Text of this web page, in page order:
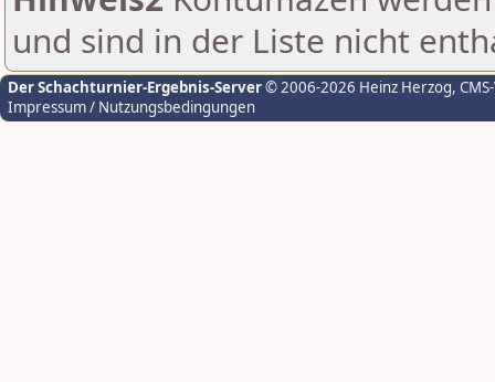
und sind in der Liste nicht
Der Schachturnier-Ergebnis-Server© 2006-2026 Heinz Herzog,
Impressum / Nutzungsbedingungen